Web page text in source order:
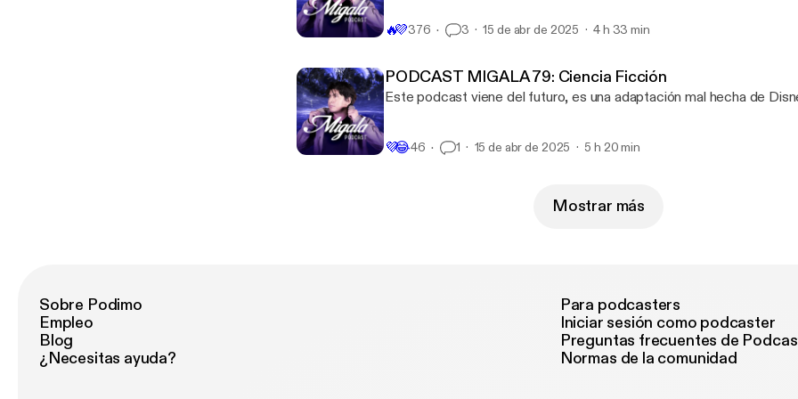
🔥💜376 3 15 de abr de 2025 4 h 33 min
PODCAST MIGALA 79: Ciencia Ficción
Este podcast viene del futuro, es una adaptación mal hecha de
💜😂46 1 15 de abr de 2025 5 h 20 min
Mostrar más
Sobre Podimo
Empleo
Blog
¿Necesitas ayuda?
Para podcasters
Iniciar sesión como podcaster
Preguntas frecuentes de
Normas de la comunidad